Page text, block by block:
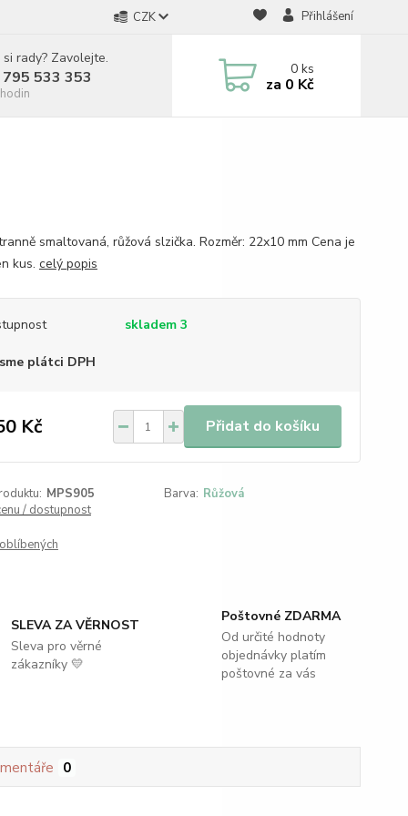
CZK Přihlášení
rady? Zavolejte.
533 353 0ks
za 0 Kč
smaltovaná, růžová slzička. Rozměr: 22x10 mm Cena je
kus. celý popis
skladem 3
plátci DPH
Kč Přidat do košíku
MPS905 Barva: Růžová
/ dostupnost
SLEVA ZA VĚRNOST
Sleva pro věrné
zákazníky 💛
Poštovné ZDARMA
Od určité hodnoty
objednávky platím
poštovné za vás
0